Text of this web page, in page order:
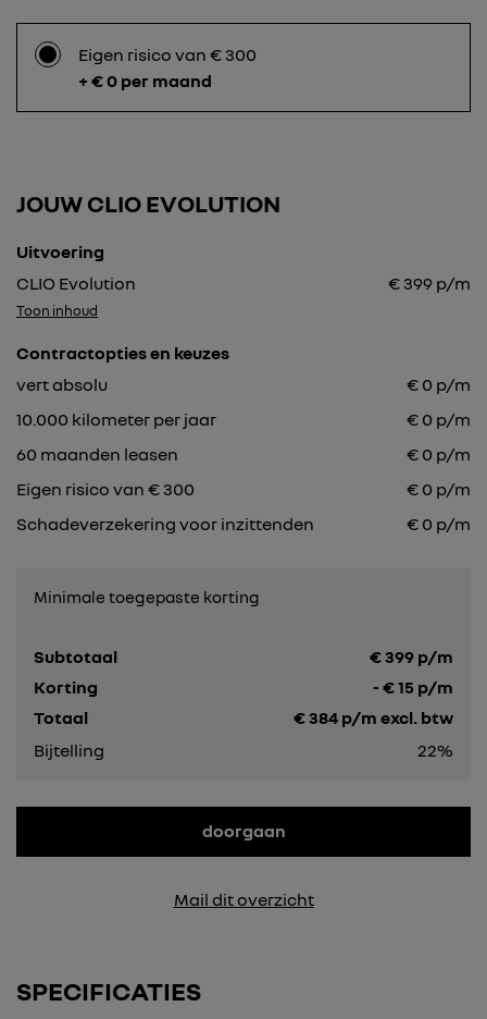
Eigen risico van € 300
+ € 0 per maand
JOUW CLIO EVOLUTION
Uitvoering
CLIO Evolution
€ 399 p/m
Toon inhoud
Contractopties en keuzes
vert absolu
€ 0 p/m
10.000 kilometer per jaar € 0 p/m
60 maanden leasen € 0 p/m
Eigen risico van € 300
€ 0 p/m
Schadeverzekering voor inzittenden
€ 0 p/m
Minimale toegepaste korting
Subtotaal €399 p/m
Korting
- €15 p/m
Totaal
€384 p/m excl. btw
Bijtelling
22%
doorgaan
Mail dit overzicht
SPECIFICATIES